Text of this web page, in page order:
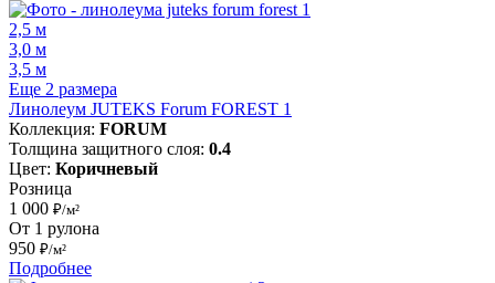
2,5 м
3,0 м
3,5 м
Еще 2 размера
Линолеум JUTEKS Forum FOREST 1
Коллекция: FORUM
Толщина защитного слоя: 0.4
Цвет: Коричневый
Розница
1 000 ₽/м²
От 1 рулона
950 ₽/м²
Подробнее